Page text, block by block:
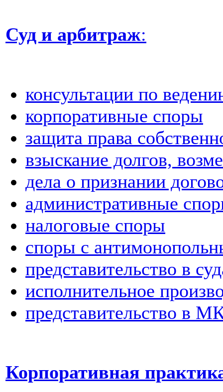
Суд и арбитраж:
консультации по
корпоративные споры
защита права
взыскание долгов,
дела о признании
административные
налоговые споры
споры с
представительство в
исполнительное
представительство в
Корпоративная